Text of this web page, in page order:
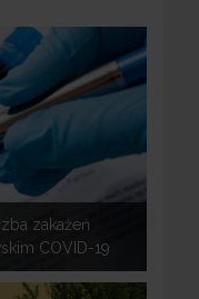
zakażeń
COVID-19